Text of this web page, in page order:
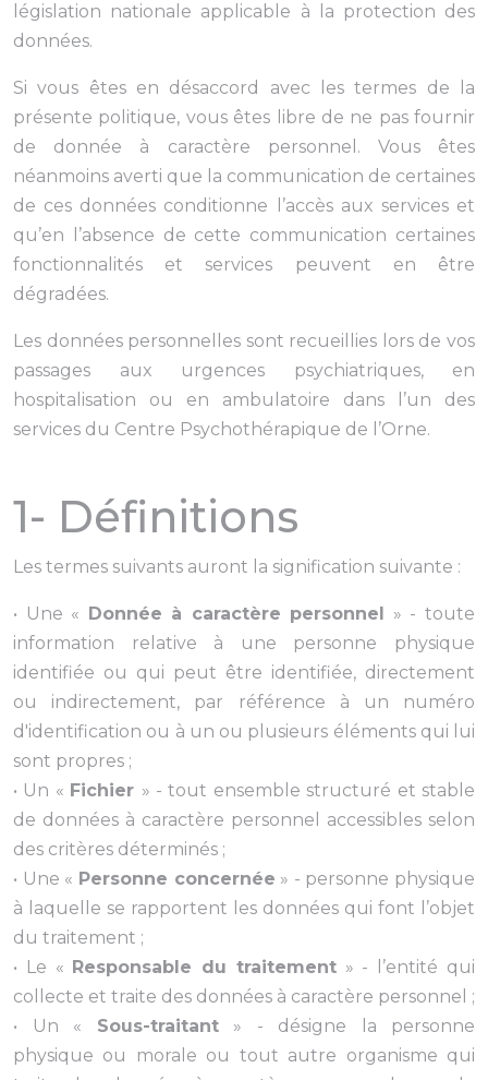
législation nationale applicable à la protection des
données.
Si vous êtes en désaccord avec les termes de la
présente politique, vous êtes libre de ne pas fournir
de donnée à caractère personnel. Vous êtes
néanmoins averti que la communication de certaines
de ces données conditionne l’accès aux services et
qu’en l’absence de cette communication certaines
fonctionnalités et services peuvent en être
dégradées.
Les données personnelles sont recueillies lors de vos
passages aux urgences psychiatriques, en
hospitalisation ou en ambulatoire dans l’un des
services du Centre Psychothérapique de l’Orne.
1- Définitions
Les termes suivants auront la signification suivante :
• Une « Donnée à caractère personnel » - toute
information relative à une personne physique
identifiée ou qui peut être identifiée, directement
ou indirectement, par référence à un numéro
d'identification ou à un ou plusieurs éléments qui lui
sont propres ;
• Un « Fichier » - tout ensemble structuré et stable
de données à caractère personnel accessibles selon
des critères déterminés ;
• Une « Personne concernée » - personne physique
à laquelle se rapportent les données qui font l’objet
du traitement ;
• Le « Responsable du traitement» - l’entité qui
collecte et traite des données à caractère personnel ;
• Un « Sous-traitant» - désigne la personne
physique ou morale ou tout autre organisme qui